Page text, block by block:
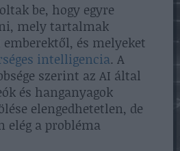
be, hogy egyre
mely tartalmak
és melyeket
intelligencia. A
szerint az AI által
és hanganyagok
elengedhetetlen, de
elég a probléma